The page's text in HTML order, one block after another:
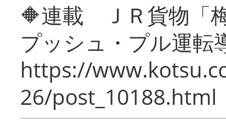
🔶連載 ＪＲ貨物「
プッシュ・プル運転
https://
26/post_10188.html